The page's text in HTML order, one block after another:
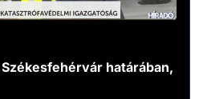
határában,